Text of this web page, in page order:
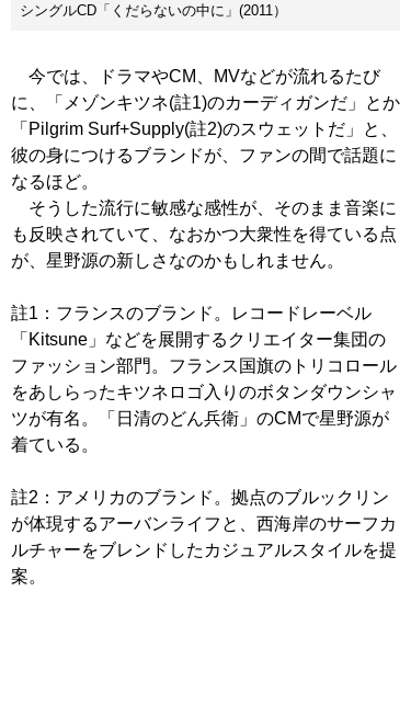
シングルCD「くだらないの中に」(2011）
今では、ドラマやCM、MVなどが流れるたび
に、「メゾンキツネ(註1)のカーディガンだ」とか
「Pilgrim Surf+Supply(註2)のスウェットだ」と、
彼の身につけるブランドが、ファンの間で話題に
なるほど。
そうした流行に敏感な感性が、そのまま音楽に
も反映されていて、なおかつ大衆性を得ている点
が、星野源の新しさなのかもしれません。
註1：フランスのブランド。レコードレーベル
「Kitsune」などを展開するクリエイター集団の
ファッション部門。フランス国旗のトリコロール
をあしらったキツネロゴ入りのボタンダウンシャ
ツが有名。「日清のどん兵衛」のCMで星野源が
着ている。
註2：アメリカのブランド。拠点のブルックリン
が体現するアーバンライフと、西海岸のサーフカ
ルチャーをブレンドしたカジュアルスタイルを提
案。